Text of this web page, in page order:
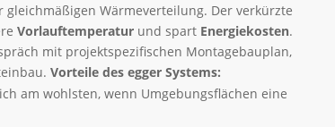
Wärmeverteilung. Der verkürzte
Vorlauftemperatur und spart Energiekosten.
mit projektspezifischen Montagebauplan,
Vorteile des egger Systems:
am wohlsten, wenn Umgebungsflächen eine